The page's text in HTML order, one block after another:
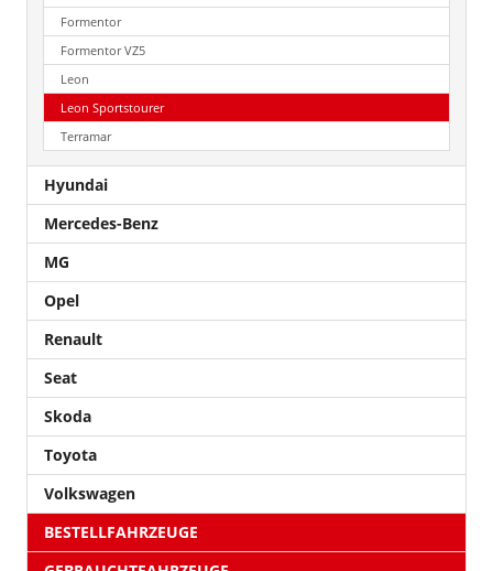
Formentor
Formentor VZ5
Leon
Leon Sportstourer
Terramar
Hyundai
Mercedes-Benz
MG
Opel
Renault
Seat
Skoda
Toyota
Volkswagen
BESTELLFAHRZEUGE